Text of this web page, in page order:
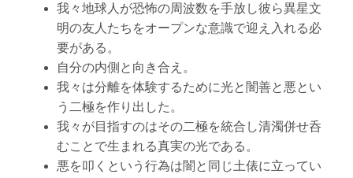
我々地球人が恐怖の周波数を手放し彼ら異星文
明の友人たちをオープンな意識で迎え入れる必
要がある。
自分の内側と向き合え。
我々は分離を体験するために光と闇善と悪とい
う二極を作り出した。
我々が目指すのはその二極を統合し清濁併せ呑
むことで生まれる真実の光である。
悪を叩くという行為は闇と同じ土俵に立ってい